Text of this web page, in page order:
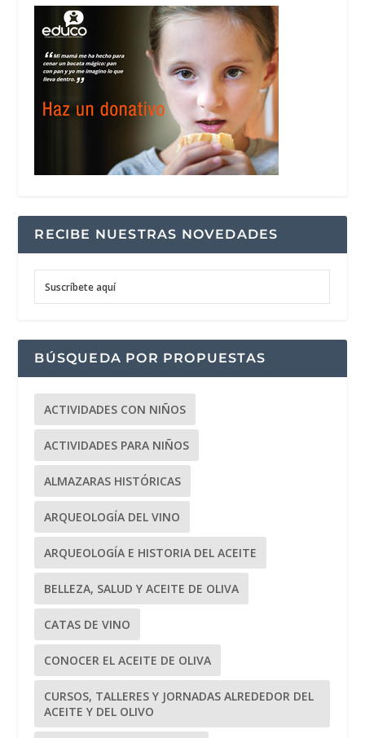
RECIBE NUESTRAS NOVEDADES
Suscríbete aquí
BÚSQUEDA POR PROPUESTAS
ACTIVIDADES CON NIÑOS
ACTIVIDADES PARA NIÑOS
ALMAZARAS HISTÓRICAS
ARQUEOLOGÍA DEL VINO
ARQUEOLOGÍA E HISTORIA DEL ACEITE
BELLEZA, SALUD Y ACEITE DE OLIVA
CATAS DE VINO
CONOCER EL ACEITE DE OLIVA
CURSOS, TALLERES Y JORNADAS ALREDEDOR DEL
ACEITE Y DEL OLIVO